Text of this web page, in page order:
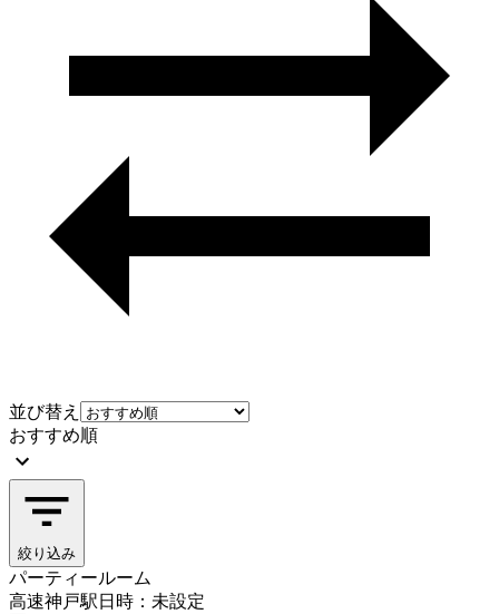
並び替え
おすすめ順
絞り込み
パーティールーム
高速神戸駅日時：未設定